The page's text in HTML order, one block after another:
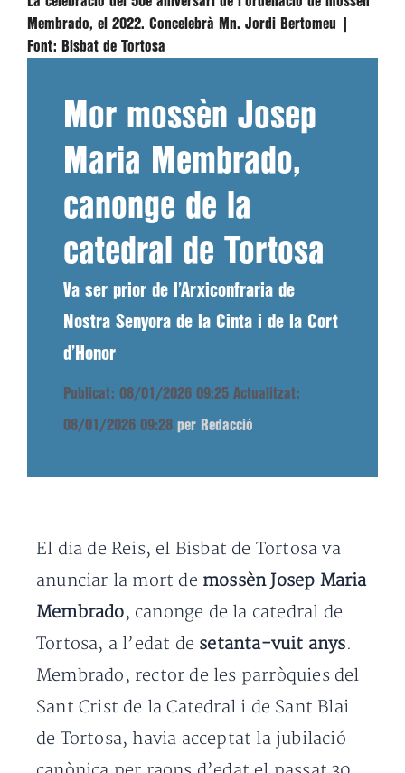
Membrado, el 2022. Concelebrà Mn. Jordi Bertomeu |
Font: Bisbat de Tortosa
Mor mossèn Josep
Maria Membrado,
canonge de la
catedral de Tortosa
Va ser prior de l’Arxiconfraria de
Nostra Senyora de la Cinta i de la Cort
d’Honor
Publicat: 08/01/2026 09:25 Actualitzat:
08/01/2026 09:28 per Redacció
El dia de Reis, el Bisbat de Tortosa va
anunciar la mort de mossèn Josep Maria
Membrado, canonge de la catedral de
Tortosa, a l’edat de setanta-vuit anys.
Membrado, rector de les parròquies del
Sant Crist de la Catedral i de Sant Blai
de Tortosa, havia acceptat la jubilació